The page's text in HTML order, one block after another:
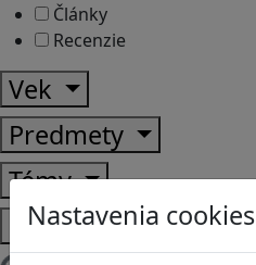
Nastavenia cookies
Články
Recenzie
Vek
Predmety
Témy
Platformy